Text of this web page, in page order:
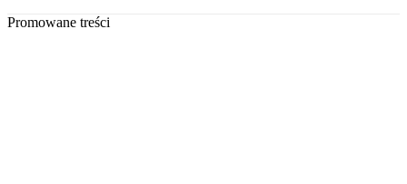
Promowane treści